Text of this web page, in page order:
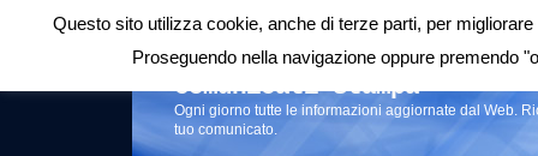
Login|RSS |
Comunicati stampa
Ogni giorno tutte le informazioni aggiornate dal Web.
tuo comunicato.
Questo sito utilizza cookie, anche di terze parti, per
Proseguendo nella navigazione oppure premendo